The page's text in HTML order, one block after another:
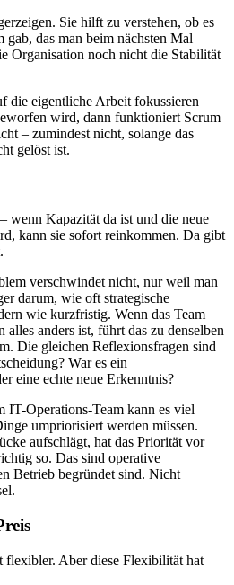
Sie hilft zu verstehen, ob es
das man beim nächsten Mal
Organisation noch nicht die Stabilität
die eigentliche Arbeit fokussieren
wird, dann funktioniert Scrum
– zumindest nicht, solange das
gelöst ist.
wenn Kapazität da ist und die neue
kann sie sofort reinkommen. Da gibt
verschwindet nicht, nur weil man
darum, wie oft strategische
wie kurzfristig. Wenn das Team
alles anders ist, führt das zu denselben
Die gleichen Reflexionsfragen sind
War es ein
eine echte neue Erkenntnis?
IT-Operations-Team kann es viel
umpriorisiert werden müssen.
aufschlägt, hat das Priorität vor
so. Das sind operative
Betrieb begründet sind. Nicht
flexibler. Aber diese Flexibilität hat